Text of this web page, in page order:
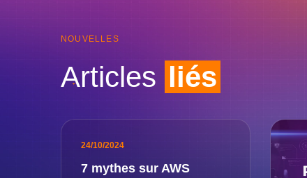
NOUVELLES
Articles liés
24/10/2024
7 mythes sur AWS